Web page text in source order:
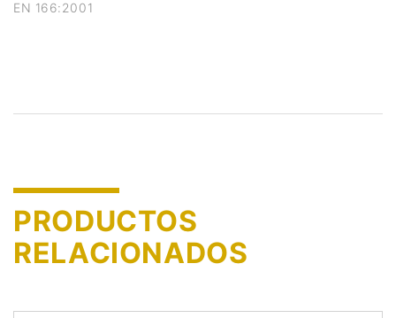
EN 166:2001
PRODUCTOS
RELACIONADOS